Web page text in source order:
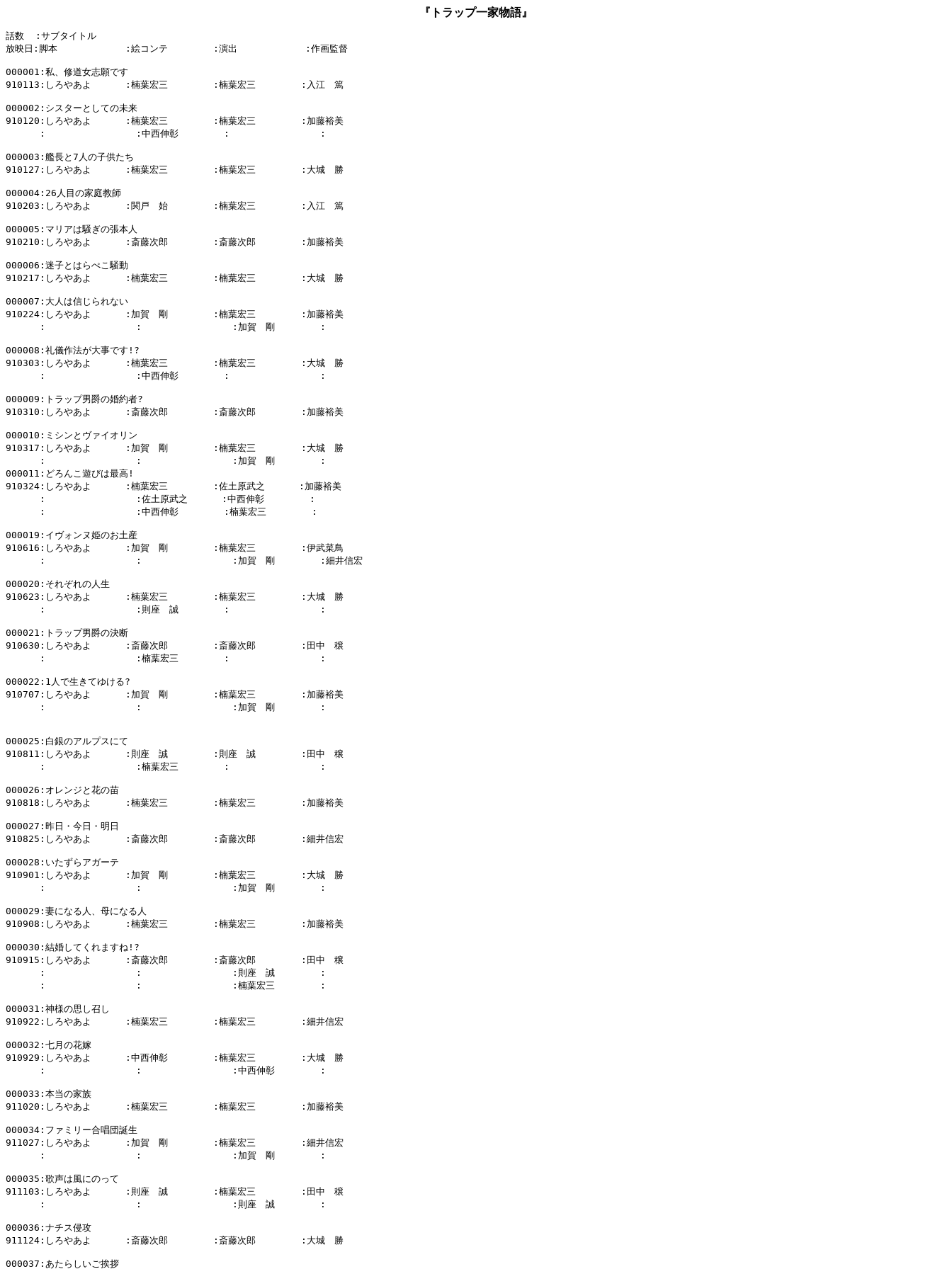
『トラップ一家物語』
話数  :サブタイトル
放映日:脚本            :絵コンテ        :演出            :作画監督
000001:私、修道女志願です
910113:しろやあよ      :楠葉宏三        :楠葉宏三        :入江　篤
000002:シスターとしての未来
910120:しろやあよ      :楠葉宏三        :楠葉宏三        :加藤裕美
      :                :中西伸彰        :                :
000003:艦長と7人の子供たち
910127:しろやあよ      :楠葉宏三        :楠葉宏三        :大城　勝
000004:26人目の家庭教師
910203:しろやあよ      :関戸　始        :楠葉宏三        :入江　篤
000005:マリアは騒ぎの張本人
910210:しろやあよ      :斎藤次郎        :斎藤次郎        :加藤裕美
000006:迷子とはらぺこ騒動
910217:しろやあよ      :楠葉宏三        :楠葉宏三        :大城　勝
000007:大人は信じられない
910224:しろやあよ      :加賀　剛        :楠葉宏三        :加藤裕美
      :                :                :加賀　剛        :
000008:礼儀作法が大事です!?
910303:しろやあよ      :楠葉宏三        :楠葉宏三        :大城　勝
      :                :中西伸彰        :                :
000009:トラップ男爵の婚約者?
910310:しろやあよ      :斎藤次郎        :斎藤次郎        :加藤裕美
000010:ミシンとヴァイオリン
910317:しろやあよ      :加賀　剛        :楠葉宏三        :大城　勝
      :                :                :加賀　剛        :
000011:どろんこ遊びは最高!
910324:しろやあよ      :楠葉宏三        :佐土原武之      :加藤裕美
      :                :佐土原武之      :中西伸彰        :
      :                :中西伸彰        :楠葉宏三        :
000019:イヴォンヌ姫のお土産
910616:しろやあよ      :加賀　剛        :楠葉宏三        :伊武菜鳥
      :                :                :加賀　剛        :細井信宏
000020:それぞれの人生
910623:しろやあよ      :楠葉宏三        :楠葉宏三        :大城　勝
      :                :則座　誠        :                :
000021:トラップ男爵の決断
910630:しろやあよ      :斎藤次郎        :斎藤次郎        :田中　穣
      :                :楠葉宏三        :                :
000022:1人で生きてゆける?
910707:しろやあよ      :加賀　剛        :楠葉宏三        :加藤裕美
      :                :                :加賀　剛        :
000025:白銀のアルプスにて
910811:しろやあよ      :則座　誠        :則座　誠        :田中　穣
      :                :楠葉宏三        :                :
000026:オレンジと花の苗
910818:しろやあよ      :楠葉宏三        :楠葉宏三        :加藤裕美
000027:昨日・今日・明日
910825:しろやあよ      :斎藤次郎        :斎藤次郎        :細井信宏
000028:いたずらアガーテ
910901:しろやあよ      :加賀　剛        :楠葉宏三        :大城　勝
      :                :                :加賀　剛        :
000029:妻になる人、母になる人
910908:しろやあよ      :楠葉宏三        :楠葉宏三        :加藤裕美
000030:結婚してくれますね!?
910915:しろやあよ      :斎藤次郎        :斎藤次郎        :田中　穣
      :                :                :則座　誠        :
      :                :                :楠葉宏三        :
000031:神様の思し召し
910922:しろやあよ      :楠葉宏三        :楠葉宏三        :細井信宏
000032:七月の花嫁
910929:しろやあよ      :中西伸彰        :楠葉宏三        :大城　勝
      :                :                :中西伸彰        :
000033:本当の家族
911020:しろやあよ      :楠葉宏三        :楠葉宏三        :加藤裕美
000034:ファミリー合唱団誕生
911027:しろやあよ      :加賀　剛        :楠葉宏三        :細井信宏
      :                :                :加賀　剛        :
000035:歌声は風にのって
911103:しろやあよ      :則座　誠        :楠葉宏三        :田中　穣
      :                :                :則座　誠        :
000036:ナチス侵攻
911124:しろやあよ      :斎藤次郎        :斎藤次郎        :大城　勝
000037:あたらしいご挨拶